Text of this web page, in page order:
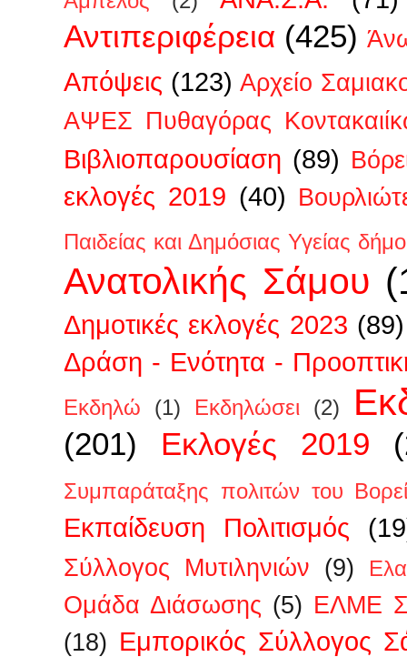
Αντιπεριφέρεια (425)
Απόψεις (123) Αρχείο
ΑΨΕΣ Πυθαγόρας
Βιβλιοπαρουσίαση (89)
εκλογές 2019 (40)
Παιδείας και Δημόσιας Υγείας
Ανατολικής Σάμου
Δημοτικές εκλογές 2023 (89)
Δράση - Ενότητα -
Εκδηλώ (1) Εκδηλώσει (2)
(201) Εκλογές 2019
Συμπαράταξης πολιτών του
Εκπαίδευση Πολιτισμός
Σύλλογος Μυτιληνιών (9)
Ομάδα Διάσωσης (5) ΕΛΜΕ
(18) Εμπορικός Σύλλογος